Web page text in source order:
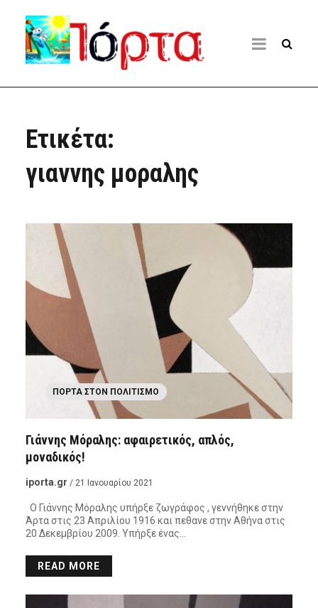
Ετικέτα:
γιαννης μοραλης
ΠΌΡΤΑ ΣΤΟΝ ΠΟΛΙΤΙΣΜΌ
Γιάννης Μόραλης: αφαιρετικός, απλός,
μοναδικός!
iporta.gr / 21 Ιανουαρίου 2021
Ο Γιάννης Μόραλης υπήρξε ζωγράφος , γεννήθηκε στην
Άρτα στις 23 Απριλίου 1916 και πεθανε στην Αθήνα στις
20 Δεκεμβρίου 2009. Υπήρξε ένας…
READ MORE